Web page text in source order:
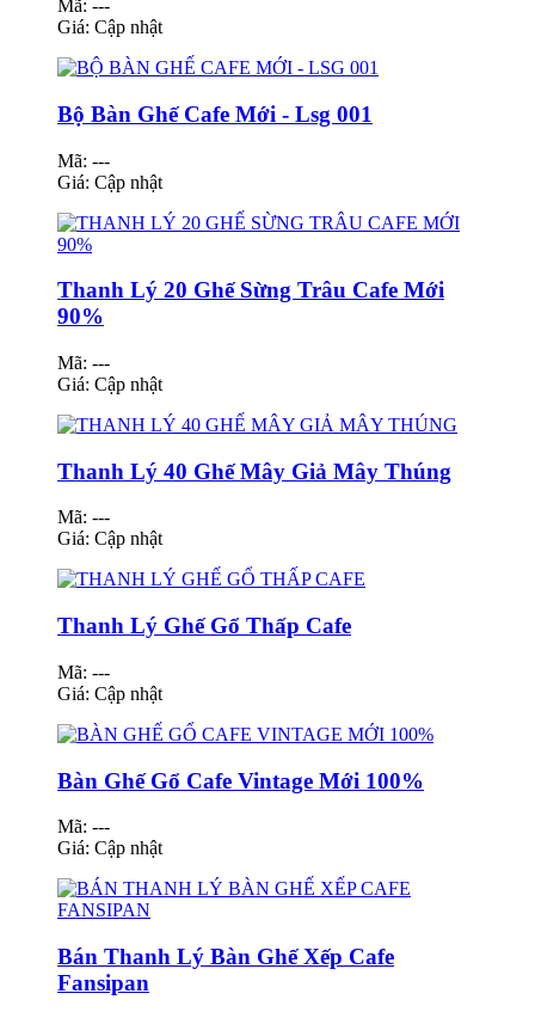
Mã: ---
Giá: Cập nhật
Bộ Bàn Ghế Cafe Mới - Lsg 001
Mã: ---
Giá: Cập nhật
Thanh Lý 20 Ghế Sừng Trâu Cafe Mới
90%
Mã: ---
Giá: Cập nhật
Thanh Lý 40 Ghế Mây Giả Mây Thúng
Mã: ---
Giá: Cập nhật
Thanh Lý Ghế Gổ Thấp Cafe
Mã: ---
Giá: Cập nhật
Bàn Ghế Gổ Cafe Vintage Mới 100%
Mã: ---
Giá: Cập nhật
Bán Thanh Lý Bàn Ghế Xếp Cafe
Fansipan